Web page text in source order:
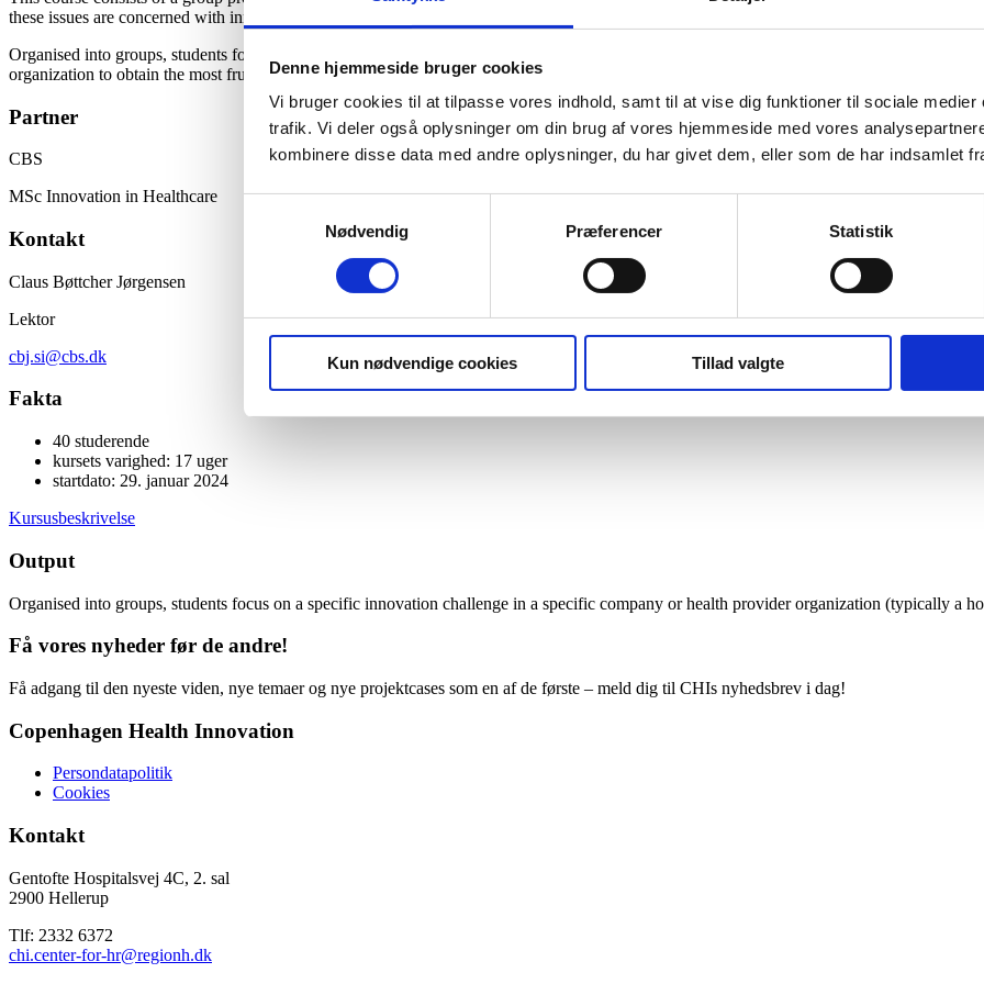
Denne hjemmeside bruger cookies
Vi bruger cookies til at tilpasse vores indhold, samt til at vise dig funktioner til sociale medier
trafik. Vi deler også oplysninger om din brug af vores hjemmeside med vores
kombinere disse data med andre oplysninger, du har givet dem, eller som de har indsamlet
Nødvendig
Præferencer Statistik
Kun nødvendige cookies Tillad valgte
these issues are concerned with innovation design, needs analysis, development of value propositions, markets and pricing of medical
Organised into groups, students focus on a specific innovation challenge in a specific company or health provider organization (typically a
organization to obtain the most fruitful problem statement, to collect data, and to present and discuss solutions.
Partner
CBS
MSc Innovation in Healthcare
Kontakt
Claus Bøttcher Jørgensen
Lektor
cbj.si@cbs.dk
Fakta
40 studerende
kursets varighed: 17 uger
startdato: 29. januar 2024
Kursusbeskrivelse
Output
Organised into groups, students focus on a specific innovation challenge in a specific company or health provider organization (typically a
Få vores nyheder før de andre!
Få adgang til den nyeste viden, nye temaer og nye projektcases som en af de første – meld dig til CHIs nyhedsbrev i dag!
Copenhagen Health Innovation
Persondatapolitik
Cookies
Kontakt
Gentofte Hospitalsvej 4C, 2. sal
2900 Hellerup
Tlf: 2332 6372
chi.center-for-hr@regionh.dk